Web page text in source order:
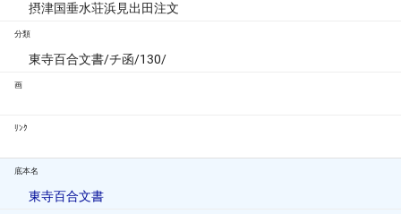
摂津国垂水荘浜見出田注文
分類
東寺百合文書/チ函/130/
画
ﾘﾝｸ
底本名
東寺百合文書